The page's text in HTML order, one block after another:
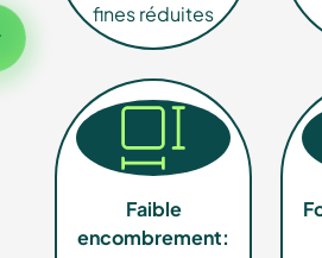
fines réduites
Faible
encombrement: